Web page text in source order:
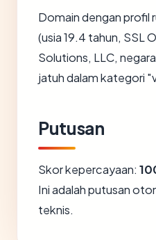
Domain dengan profil
(usia 19.4 tahun, SSL
Solutions, LLC,
jatuh dalam kategori
Putusan
Skor kepercayaan:
Ini adalah putusan
teknis.